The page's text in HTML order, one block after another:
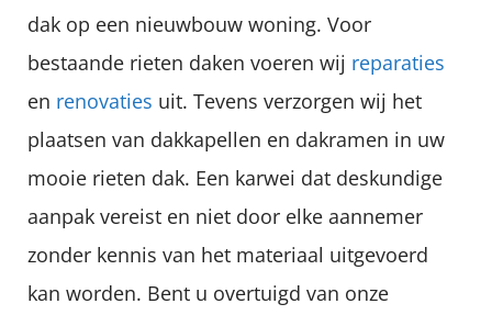
dak op een nieuwbouw woning. Voor
bestaande rieten daken voeren wij reparaties
en renovaties uit. Tevens verzorgen wij het
plaatsen van dakkapellen en dakramen in uw
mooie rieten dak. Een karwei dat deskundige
aanpak vereist en niet door elke aannemer
zonder kennis van het materiaal uitgevoerd
kan worden. Bent u overtuigd van onze